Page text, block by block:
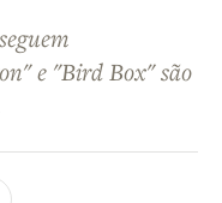
e "Bird Box" são